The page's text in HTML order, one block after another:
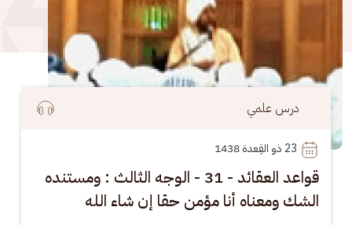
درس علمي
23
قواعد العقائد - 31 - الوجه الثالث : ومستنده
الشك ومعناه أنا مؤمن حقا إن شاء الله